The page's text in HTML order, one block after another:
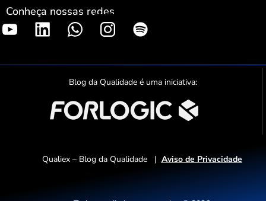
Conheça nossas redes
S
o
t
i
f
y
Blog da Qualidade é uma iniciativa:
Qualiex – Blog da Qualidade | Aviso de Privacidade